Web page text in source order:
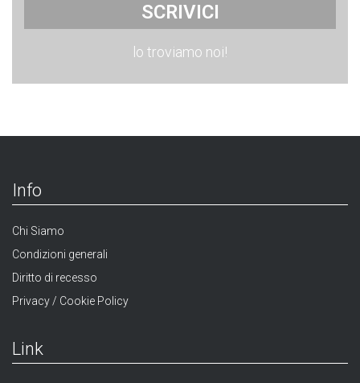
SCRIVICI
lo troviamo noi!
Info
Chi Siamo
Condizioni generali
Diritto di recesso
Privacy / Cookie Policy
Link